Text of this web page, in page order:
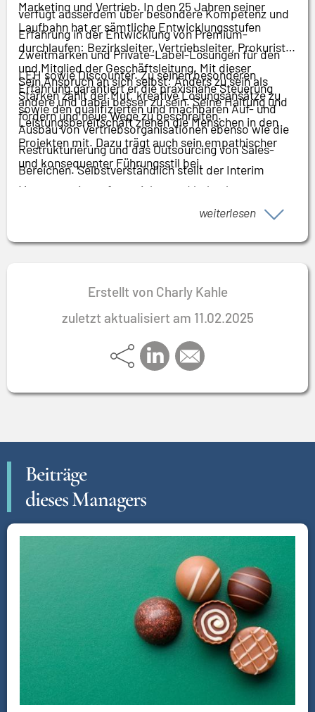
verfügt ausserdem über besondere Kompetenz und
Erfahrung in der Entwicklung von Premium-
Zweitmarken und Private-Label-Lösungen für den
LEH sowie Discounter. Zu seinen besonderen
Stärken zählt der Mut, kreative Lösungsansätze zu
fördern und neue Wege zu beschreiten.
Marketing und Vertrieb. In den 25 Jahren seiner
Laufbahn hat er sämtliche Entwicklungsstufen
durchlaufen: Bezirksleiter, Vertriebsleiter, Prokurist
und Mitglied der Geschäftsleitung. Mit dieser
Erfahrung garantiert er die praxisnahe Steuerung
sowie den qualifizierten und machbaren Auf- und
Ausbau von Vertriebsorganisationen ebenso wie die
Restrukturierung und das Outsourcing von Sales-
Bereichen. Selbstverständlich stellt der Interim
Manager sein umfangreiches und belastbares
Netzwerk zu Herstellern, Zulieferen und Einkäufern in
Sein Anspruch an sich selbst: Anders zu sein als
andere und dabei besser zu sein. Seine Haltung und
Leistungsbereitschaft ziehen die Menschen in den
Projekten mit. Dazu trägt auch sein empathischer
und konsequenter Führungsstil bei.
weiterlesen
Erstellt von Charly Kahle
zuletzt aktualisiert am 11.02.2025
Beiträge
dieses Managers